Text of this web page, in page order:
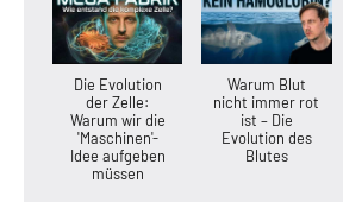
Die Evolution
der Zelle:
Warum wir die
'Maschinen'-
Idee aufgeben
müssen
Warum Blut
nicht immer rot
ist – Die
Evolution des
Blutes